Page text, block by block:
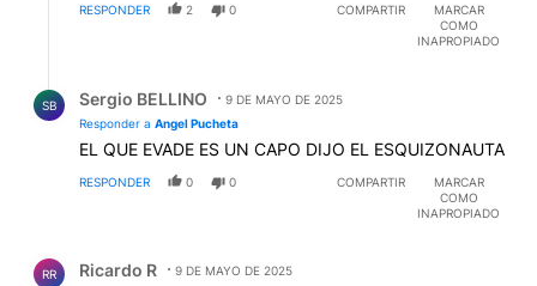
RESPONDER 2 0 COMPARTIR
MARCAR
COMO
INAPROPIADO
SB Sergio BELLINO
9 DE MAYO DE 2025
Responder a Angel Pucheta
EL QUE EVADE ES UN CAPO DIJO EL ESQUIZONAUTA
RESPONDER 0 0 COMPARTIR
MARCAR
COMO
INAPROPIADO
RR Ricardo R 9 DE MAYO DE 2025